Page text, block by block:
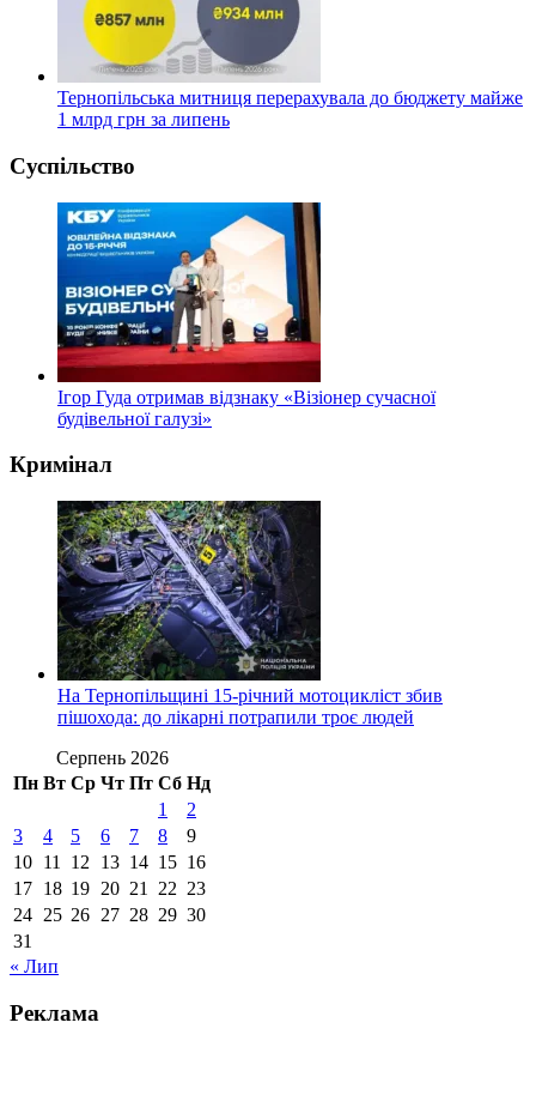
Тернопільська митниця перерахувала до бюджету майже
1 млрд грн за липень
Суспільство
Ігор Гуда отримав відзнаку «Візіонер сучасної
будівельної галузі»
Кримінал
На Тернопільщині 15-річний мотоцикліст збив
пішохода: до лікарні потрапили троє людей
Серпень 2026
Пн Вт Ср Чт Пт Сб Нд
1
2
3
4 5 6 7 8
9
10 11 12 13 14 15 16
17 18 19 20 21 22 23
24 25 26 27 28 29 30
31
« Лип
Реклама